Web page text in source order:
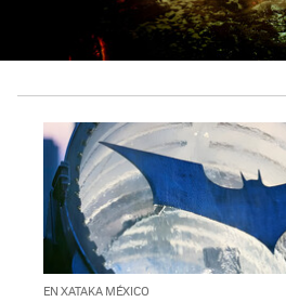
EN XATAKA MÉXICO